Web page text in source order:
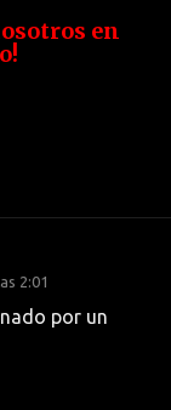
en
2:01
por un